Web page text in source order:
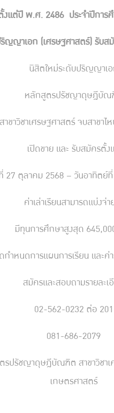
งแต่ปี พ.ศ. 2486 ประจําปีการ
ญญาเอก (เศรษฐศาสตร์) รับส
นิสิตใหม่ระดับปริญญาเ
หลักสูตรปรัชญาดุษฎีบั
สาขาวิชาเศรษฐศาสตร์ จบสาขาไ
เปิดขาย และ รับสมัครตั้ง
27 ตุลาคม 2568 – วันอาทิตย์
ค่าเล่าเรียนสามารถแบ่งจ่า
มีทุนการศึกษาสูงสุด
กำหนดการแผนการเรียน และค่
สมัครและสอบถามรายละเ
02-562-0232 ต่อ 201
081-686-2079
รปรัชญาดุษฎีบัณฑิต สาขาวิชา
เกษตรศาสตร์